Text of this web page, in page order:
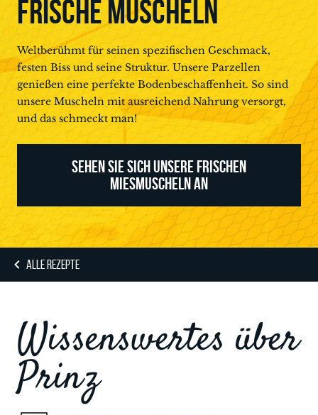
FRISCHE MUSCHELN
Weltberühmt für seinen spezifischen Geschmack,
festen Biss und seine Struktur. Unsere Parzellen
genießen eine perfekte Bodenbeschaffenheit. So sind
unsere Muscheln mit ausreichend Nahrung versorgt,
und das schmeckt man!
SEHEN SIE SICH UNSERE FRISCHEN
MIESMUSCHELN AN
ALLE REZEPTE
Wissenswertes über
Prinz